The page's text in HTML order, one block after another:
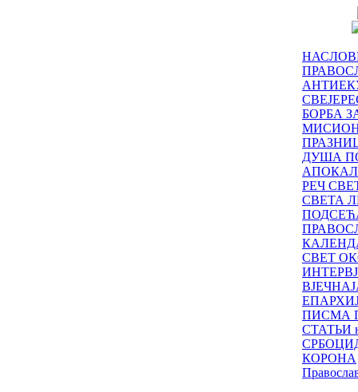
БОРБА
ДУША
РЕЧ
СВЕТА
СВЕТ
ПИСМА
СТАТЬИ
КОРОНА